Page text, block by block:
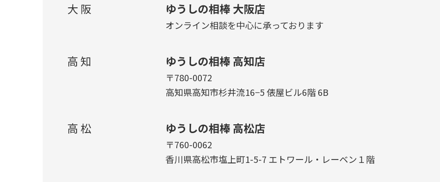
大 阪 ゆうしの相棒 大阪店
オンライン相談を中心に承っております
高 知 ゆうしの相棒 高知店
〒780-0072
高知県高知市杉井流16−5 俵屋ビル6階 6B
高 松 ゆうしの相棒 高松店
〒760-0062
香川県高松市塩上町1-5-7 エトワール・レーベン１階